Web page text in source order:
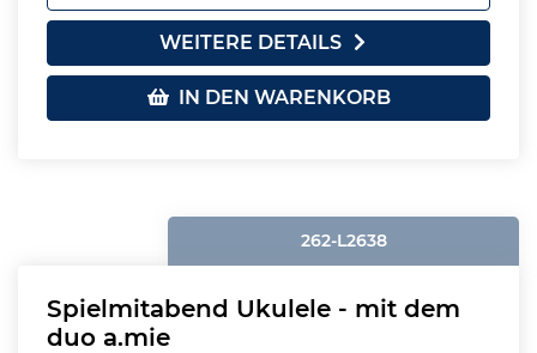
WEITERE DETAILS
IN DEN WARENKORB
262-L2638
Spielmitabend Ukulele - mit dem
duo a.mie